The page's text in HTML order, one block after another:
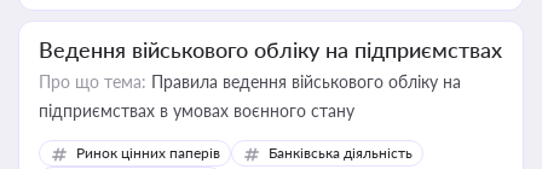
Ведення військового обліку на підприємствах
Про що тема: Правила ведення військового обліку на
підприємствах в умовах воєнного стану
Ринок цінних паперів
Банківська діяльність